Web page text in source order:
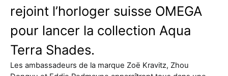
rejoint l’horloger suisse OMEGA
pour lancer la collection Aqua
Terra Shades.
Les ambassadeurs de la marque Zoë Kravitz, Zhou